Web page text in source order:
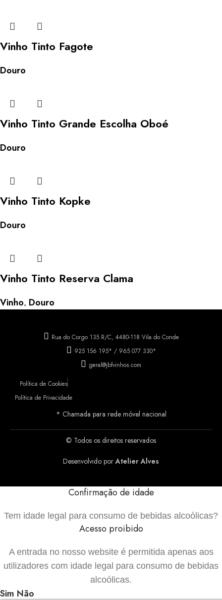
Vinho Tinto Fagote
Douro
Vinho Tinto Grande Escolha Oboé
Douro
Vinho Tinto Kopke
Douro
Vinho Tinto Reserva Clama
Vinho, Douro
Rua do Corgo 135 R/C, 4480-118 Vila do Conde
925 156 195* / 965 077 330*
geral@jbfvinhos.com
Política de Cookies
Política de Privacidade
* Chamada para rede móvel nacional
© Todos os direitos reservados
Desenvolvido porAtelier Alves
Confirmação de idade
Tem idade legal para consumo de bebidas alcoólicas?
Acesso proibido
A entrada no nosso website é permitida apenas aos
utilizadores com idade legal para consumo de bebidas
alcoólicas.
Sim Não